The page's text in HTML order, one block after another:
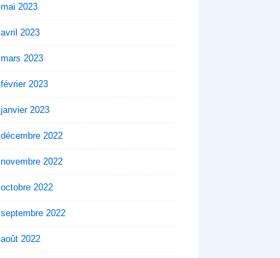
mai 2023
avril 2023
mars 2023
février 2023
janvier 2023
décembre 2022
novembre 2022
octobre 2022
septembre 2022
août 2022